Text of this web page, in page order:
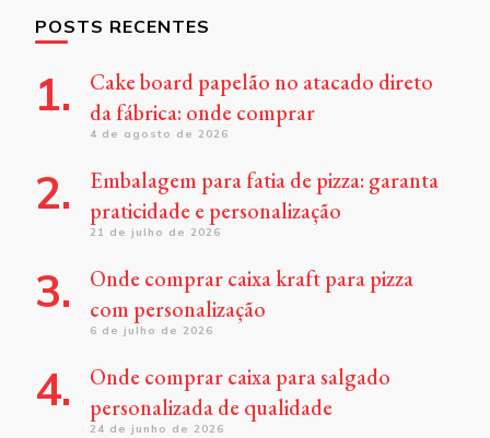
POSTS RECENTES
Cake board papelão no atacado direto
da fábrica: onde comprar
4 de agosto de 2026
Embalagem para fatia de pizza: garanta
praticidade e personalização
21 de julho de 2026
Onde comprar caixa kraft para pizza
com personalização
6 de julho de 2026
Onde comprar caixa para salgado
personalizada de qualidade
24 de junho de 2026